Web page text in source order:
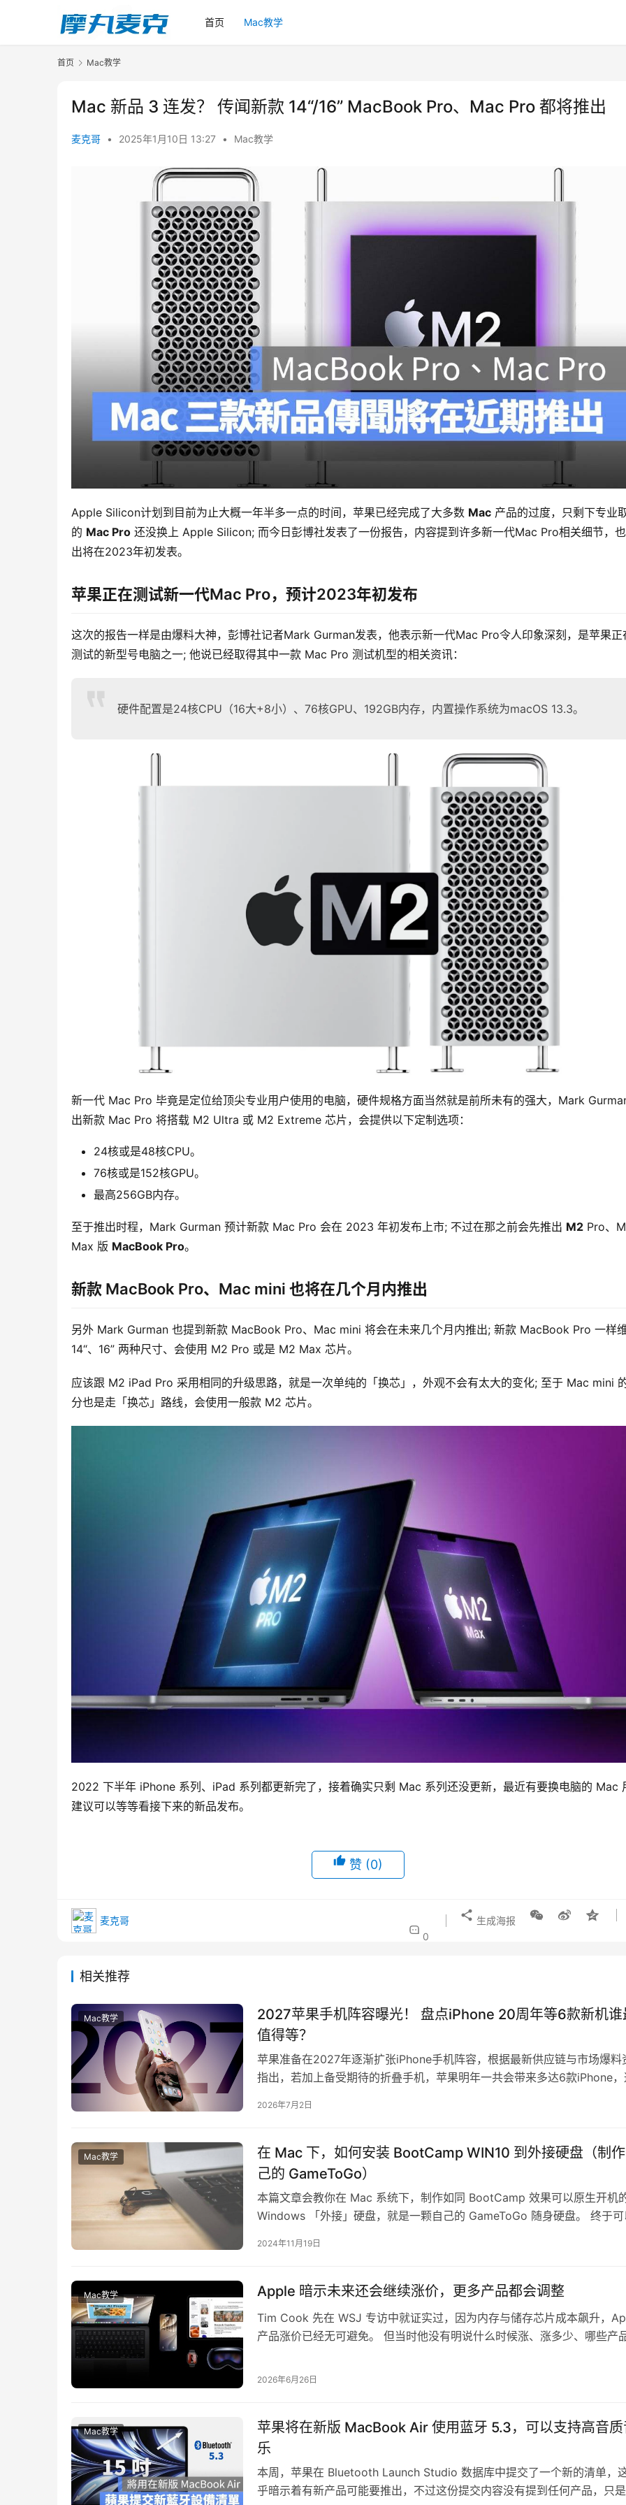
首页 Mac教学
首页 Mac教学
Mac 新品 3 连发？ 传闻新款 14“/16” MacBook Pro、Mac Pro 都将推出
麦克哥 • 2025年1月10日 13:27 • Mac教学
Apple Silicon计划到目前为止大概一年半多一点的时间，苹果已经完成了大多数 Mac 产品的过度，只剩下专业
的 Mac Pro 还没换上 Apple Silicon; 而今日彭博社发表了一份报告，内容提到许多新一代Mac Pro相关细节，
出将在2023年初发表。
苹果正在测试新一代Mac Pro，预计2023年初发布
这次的报告一样是由爆料大神，彭博社记者Mark Gurman发表，他表示新一代Mac Pro令人印象深刻，是苹果正
测试的新型号电脑之一; 他说已经取得其中一款 Mac Pro 测试机型的相关资讯：
硬件配置是24核CPU（16大+8小）、76核GPU、192GB内存，内置操作系统为macOS 13.3。
新一代 Mac Pro 毕竟是定位给顶尖专业用户使用的电脑，硬件规格方面当然就是前所未有的强大，Mark
出新款 Mac Pro 将搭载 M2 Ultra 或 M2 Extreme 芯片，会提供以下定制选项：
24核或是48核CPU。
76核或是152核GPU。
最高256GB内存。
至于推出时程，Mark Gurman 预计新款 Mac Pro 会在 2023 年初发布上市; 不过在那之前会先推出 M2 Pro、
Max 版 MacBook Pro。
新款 MacBook Pro、Mac mini 也将在几个月内推出
另外 Mark Gurman 也提到新款 MacBook Pro、Mac mini 将会在未来几个月内推出; 新款 MacBook Pro 一样
14“、16” 两种尺寸、会使用 M2 Pro 或是 M2 Max 芯片。
应该跟 M2 iPad Pro 采用相同的升级思路，就是一次单纯的「换芯」，外观不会有太大的变化; 至于 Mac mini
分也是走「换芯」路线，会使用一般款 M2 芯片。
2022 下半年 iPhone 系列、iPad 系列都更新完了，接着确实只剩 Mac 系列还没更新，最近有要换电脑的 Mac
建议可以等等看接下来的新品发布。
赞 (0)
麦克哥
0
生成海报
相关推荐
Mac教学
2027苹果手机阵容曝光！ 盘点iPhone 20周年等6款新机谁
值得等？
苹果准备在2027年逐渐扩张iPhone手机阵容，根据最新供应链与市场爆料
指出，若加上备受期待的折叠手机，苹果明年一共会带来多达6款iPhone
2026年7月2日
Mac教学
在 Mac 下，如何安装 BootCamp WIN10 到外接硬盘（制
己的 GameToGo）
本篇文章会教你在 Mac 系统下，制作如同 BootCamp 效果可以原生开机
Windows 「外接」硬盘，就是一颗自己的 GameToGo 随身硬盘。 终于
2024年11月19日
Mac教学 Apple 暗示未来还会继续涨价，更多产品都会调整
Tim Cook 先在 WSJ 专访中就证实过，因为内存与储存芯片成本飙升，
产品涨价已经无可避免。 但当时他没有明说什么时候涨、涨多少、哪些产
2026年6月26日
Mac教学
苹果将在新版 MacBook Air 使用蓝牙 5.3，可以支持高音
乐
本周，苹果在 Bluetooth Launch Studio 数据库中提交了一个新的清单，
乎暗示着有新产品可能要推出，不过这份提交内容没有提到任何产品，只